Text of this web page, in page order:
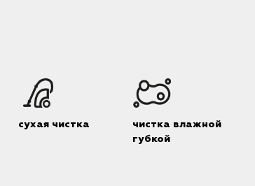
сухая чистка
чистка влажной
губкой